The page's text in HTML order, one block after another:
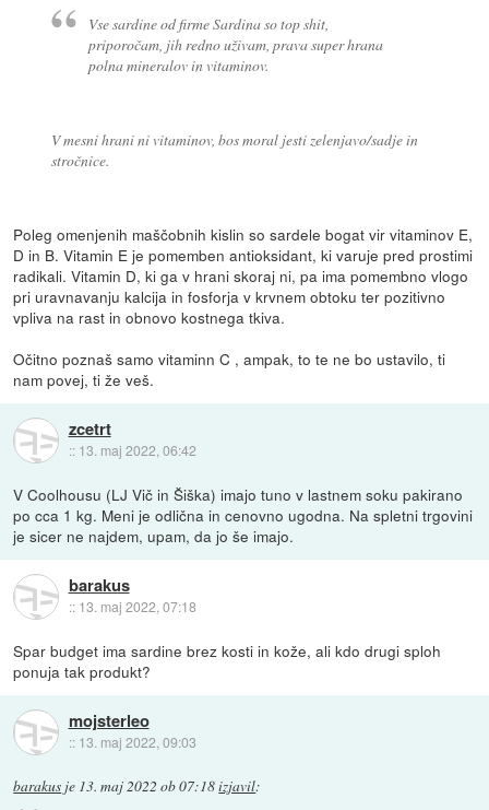
Vse sardine od firme Sardina so top shit,
priporočam, jih redno uživam, prava super hrana
polna mineralov in vitaminov.
V mesni hrani ni vitaminov, bos moral jesti zelenjavo/sadje in
stročnice.
Poleg omenjenih maščobnih kislin so sardele bogat vir vitaminov E,
D in B. Vitamin E je pomemben antioksidant, ki varuje pred prostimi
radikali. Vitamin D, ki ga v hrani skoraj ni, pa ima pomembno vlogo
pri uravnavanju kalcija in fosforja v krvnem obtoku ter pozitivno
vpliva na rast in obnovo kostnega tkiva.
Očitno poznaš samo vitaminn C , ampak, to te ne bo ustavilo, ti
nam povej, ti že veš.
zcetrt
:: 13. maj 2022, 06:42
V Coolhousu (LJ Vič in Šiška) imajo tuno v lastnem soku pakirano
po cca 1 kg. Meni je odlična in cenovno ugodna. Na spletni trgovini
je sicer ne najdem, upam, da jo še imajo.
barakus
:: 13. maj 2022, 07:18
Spar budget ima sardine brez kosti in kože, ali kdo drugi sploh
ponuja tak produkt?
mojsterleo
:: 13. maj 2022, 09:03
barakus je 13. maj 2022 ob 07:18izjavil: